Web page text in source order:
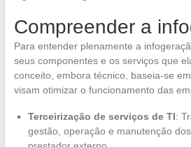
Compreender a
Para entender plenamente a
seus componentes e os serviços que
conceito, embora técnico, baseia-se
visam otimizar o funcionamento das
Terceirização de serviços de TI:
gestão, operação e manutenção